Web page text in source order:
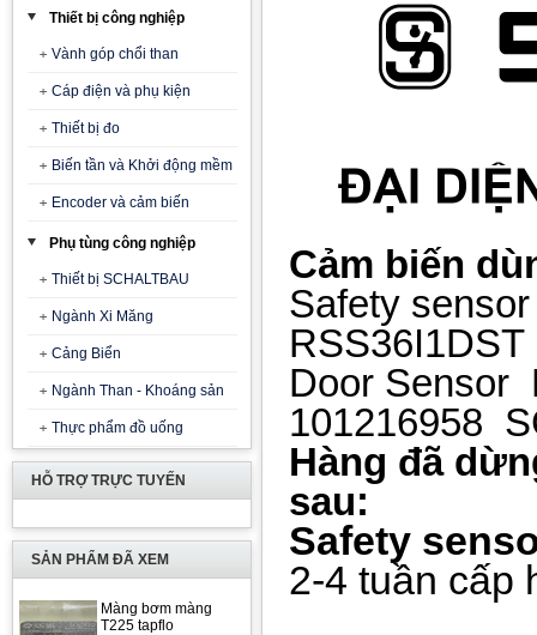
Thiết bị công nghiệp
Vành góp chổi than
Cáp điện và phụ kiện
Thiết bị đo
Biến tần và Khởi động mềm
Encoder và cảm biến
Phụ tùng công nghiệp
Thiết bị SCHALTBAU
Ngành Xi Măng
Cảng Biển
Ngành Than - Khoáng sản
Thực phẩm đồ uống
HỖ TRỢ TRỰC TUYẾN
SẢN PHẨM ĐÃ XEM
Màng bơm màng
T225 tapflo
Cảm biến
Safety
Door Sensor
101216958
Hàng đã
sau:
Safety
2-4 tuần cấp